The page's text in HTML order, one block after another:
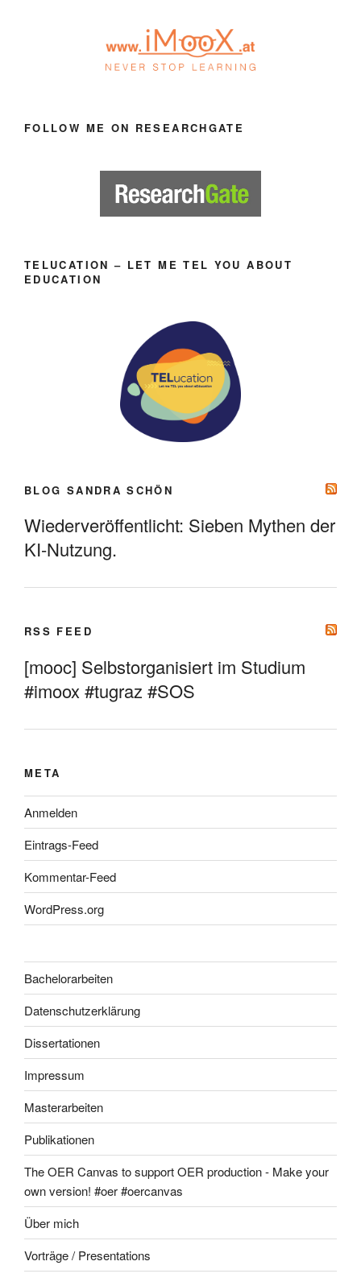
FOLLOW ME ON RESEARCHGATE
TELUCATION – LET ME TEL YOU ABOUT
EDUCATION
BLOG SANDRA SCHÖN
Wiederveröffentlicht: Sieben Mythen der
KI-Nutzung.
RSS FEED
[mooc] Selbstorganisiert im Studium
#imoox #tugraz #SOS
META
Anmelden
Eintrags-Feed
Kommentar-Feed
WordPress.org
Bachelorarbeiten
Datenschutzerklärung
Dissertationen
Impressum
Masterarbeiten
Publikationen
The OER Canvas to support OER production - Make your
own version! #oer #oercanvas
Über mich
Vorträge / Presentations